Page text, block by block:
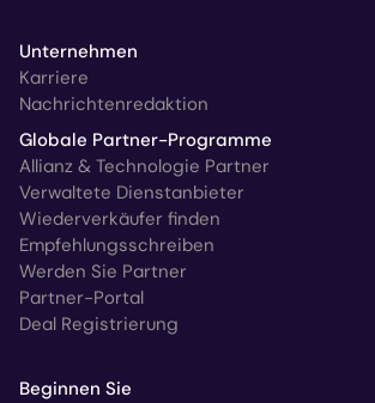
Unternehmen
Karriere
Nachrichtenredaktion
Globale Partner-Programme
Allianz & Technologie Partner
Verwaltete Dienstanbieter
Wiederverkäufer finden
Empfehlungsschreiben
Werden Sie Partner
Partner-Portal
Deal Registrierung
Beginnen Sie